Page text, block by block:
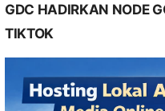
GDC HADIRKAN NODE
TIKTOK